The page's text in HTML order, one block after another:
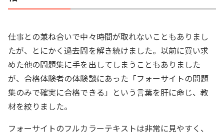
仕事との兼ね合いで中々時間が取れないこともありまし
たが、とにかく過去問を解き続けました。以前に買い求
めた他の問題集に手を出してしまうこともありました
が、合格体験者の体験談にあった「フォーサイトの問題
集のみで確実に合格できる」という言葉を肝に命じ、教
材を絞りました。
フォーサイトのフルカラーテキストは非常に見やすく、